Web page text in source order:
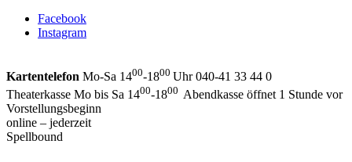
Facebook
Instagram
Kartentelefon Mo-Sa 1400-1800 Uhr 040-41 33 44 0
Theaterkasse Mo bis Sa 1400-1800 Abendkasse öffnet 1 Stunde vor
Vorstellungsbeginn
online – jederzeit
Spellbound